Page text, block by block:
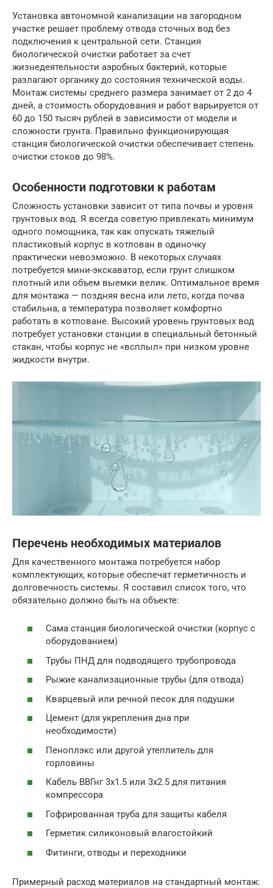
Установка автономной канализации на загородном
участке решает проблему отвода сточных вод без
подключения к центральной сети. Станция
биологической очистки работает за счет
жизнедеятельности аэробных бактерий, которые
разлагают органику до состояния технической воды.
Монтаж системы среднего размера занимает от 2 до 4
дней, а стоимость оборудования и работ варьируется от
60 до 150 тысяч рублей в зависимости от модели и
сложности грунта. Правильно функционирующая
станция биологической очистки обеспечивает степень
очистки стоков до 98%.
Особенности подготовки к работам
Сложность установки зависит от типа почвы и уровня
грунтовых вод. Я всегда советую привлекать минимум
одного помощника, так как опускать тяжелый
пластиковый корпус в котлован в одиночку
практически невозможно. В некоторых случаях
потребуется мини-экскаватор, если грунт слишком
плотный или объем выемки велик. Оптимальное время
для монтажа — поздняя весна или лето, когда почва
стабильна, а температура позволяет комфортно
работать в котловане. Высокий уровень грунтовых вод
потребует установки станции в специальный бетонный
стакан, чтобы корпус не «всплыл» при низком уровне
жидкости внутри.
Перечень необходимых материалов
Для качественного монтажа потребуется набор
комплектующих, которые обеспечат герметичность и
долговечность системы. Я составил список того, что
обязательно должно быть на объекте:
Сама станция биологической очистки (корпус с
оборудованием)
Трубы ПНД для подводящего трубопровода
Рыжие канализационные трубы (для отвода)
Кварцевый или речной песок для подушки
Цемент (для укрепления дна при
необходимости)
Пеноплэкс или другой утеплитель для
горловины
Кабель ВВГнг 3х1.5 или 3х2.5 для питания
компрессора
Гофрированная труба для защиты кабеля
Герметик силиконовый влагостойкий
Фитинги, отводы и переходники
Примерный расход материалов на стандартный монтаж: